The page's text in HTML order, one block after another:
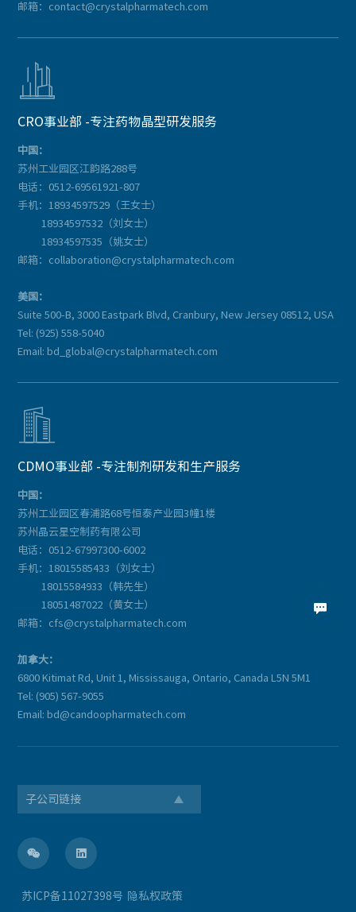

邮箱：contact@crystalpharmatech.com

CRO事业部 -专注药物晶型研发服务
中国：
苏州工业园区江韵路288号
电话：0512-69561921-807
手机：18934597529（王女士）
18934597532（刘女士）
18934597535（姚女士）
邮箱：collaboration@crystalpharmatech.com
美国：
Suite 500-B, 3000 Eastpark Blvd, Cranbury, New Jersey 08512, USA
Tel: (925) 558-5040
Email: bd_global@crystalpharmatech.com

CDMO事业部 -专注制剂研发和生产服务
中国：
苏州工业园区春浦路68号恒泰产业园3幢1楼
苏州晶云星空制药有限公司
电话：0512-67997300-6002
手机：18015585433（刘女士）
18015584933（韩先生）
18051487022（黄女士）
邮箱：cfs@crystalpharmatech.com
加拿大：
6800 Kitimat Rd, Unit 1, Mississauga, Ontario, Canada L5N 5M1
Tel: (905) 567-9055
Email: bd@candoopharmatech.com
子公司链接
 
苏ICP备11027398号 隐私权政策